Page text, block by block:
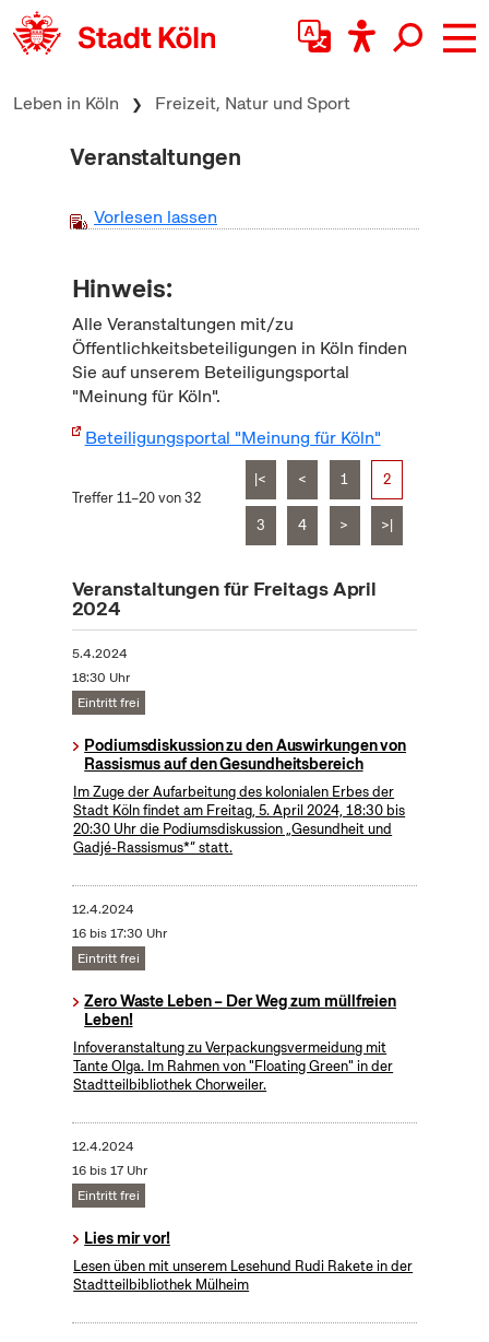
zum Inhalt springen
Leben in Köln Freizeit, Natur und Sport
Veranstaltungen
Vorlesen lassen
Hinweis:
Alle Veranstaltungen mit/zu
Öffentlichkeitsbeteiligungen in Köln finden
Sie auf unserem Beteiligungsportal
"Meinung für Köln".
Beteiligungsportal "Meinung für Köln"
Treffer 11–20 von 32
|< < 1 2
3 4 > >|
Veranstaltungen für Freitags April
2024
5.4.2024
18:30 Uhr
Eintritt frei
Podiumsdiskussion zu den Auswirkungen von
Rassismus auf den Gesundheitsbereich
Im Zuge der Aufarbeitung des kolonialen Erbes der
Stadt Köln findet am Freitag, 5. April 2024, 18:30 bis
20:30 Uhr die Podiumsdiskussion „Gesundheit und
Gadjé-Rassismus*“ statt.
12.4.2024
16 bis 17:30 Uhr
Eintritt frei
Zero Waste Leben – Der Weg zum müllfreien
Leben!
Infoveranstaltung zu Verpackungsvermeidung mit
Tante Olga. Im Rahmen von "Floating Green" in der
Stadtteilbibliothek Chorweiler.
12.4.2024
16 bis 17 Uhr
Eintritt frei
Lies mir vor!
Lesen üben mit unserem Lesehund Rudi Rakete in der
Stadtteilbibliothek Mülheim